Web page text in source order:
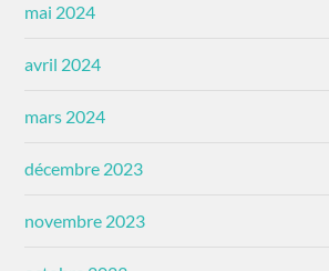
mai 2024
avril 2024
mars 2024
décembre 2023
novembre 2023